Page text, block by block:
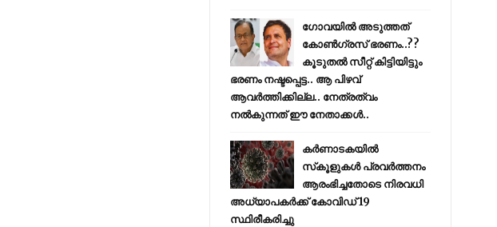
ഗോവയിൽ അടുത്തത്
കോൺഗ്രസ് ഭരണം..??
കൂടുതൽ സീറ്റ് കിട്ടിയിട്ടും
ഭരണം നഷ്ടപ്പെട്ട.. ആ പിഴവ്
ആവർത്തിക്കില്ല.. നേത്രത്വം
നൽകുന്നത് ഈ നേതാക്കൾ..
കര്‍ണാടകയില്‍
സ്‌കൂളുകള്‍ പ്രവര്‍ത്തനം
ആരംഭിച്ചതോടെ നിരവധി
അധ്യാപകര്‍ക്ക് കോവിഡ് 19
സ്ഥിരീകരിച്ചു